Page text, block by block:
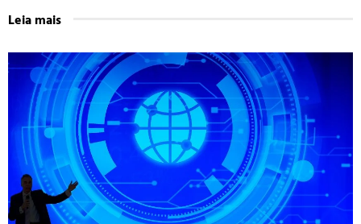
Leia mais